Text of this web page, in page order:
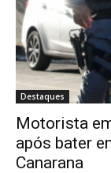
Destaques
Motorista
após bater
Canarana